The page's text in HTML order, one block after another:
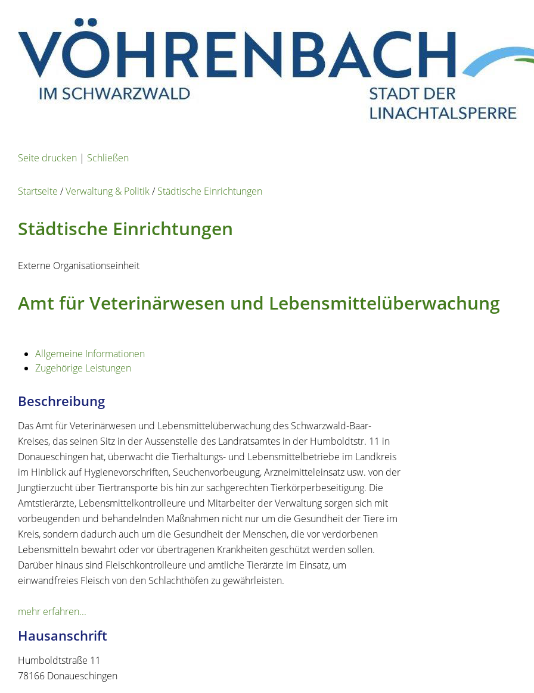
Seite drucken | Schließen
Startseite /Verwaltung & Politik/Städtische Einrichtungen
Städtische Einrichtungen
Externe Organisationseinheit
Amt für Veterinärwesen und Lebensmittelüberwachung
Allgemeine Informationen
Zugehörige Leistungen
Beschreibung
Das Amt für Veterinärwesen und Lebensmittelüberwachung des Schwarzwald-Baar-
Kreises, das seinen Sitz in der Aussenstelle des Landratsamtes in der Humboldtstr. 11 in
Donaueschingen hat, überwacht die Tierhaltungs- und Lebensmittelbetriebe im Landkreis
im Hinblick auf Hygienevorschriften, Seuchenvorbeugung, Arzneimitteleinsatz usw. von der
Jungtierzucht über Tiertransporte bis hin zur sachgerechten Tierkörperbeseitigung. Die
Amtstierärzte, Lebensmittelkontrolleure und Mitarbeiter der Verwaltung sorgen sich mit
vorbeugenden und behandelnden Maßnahmen nicht nur um die Gesundheit der Tiere im
Kreis, sondern dadurch auch um die Gesundheit der Menschen, die vor verdorbenen
Lebensmitteln bewahrt oder vor übertragenen Krankheiten geschützt werden sollen.
Darüber hinaus sind Fleischkontrolleure und amtliche Tierärzte im Einsatz, um
einwandfreies Fleisch von den Schlachthöfen zu gewährleisten.
mehr erfahren...
Hausanschrift
Humboldtstraße 11
78166 Donaueschingen